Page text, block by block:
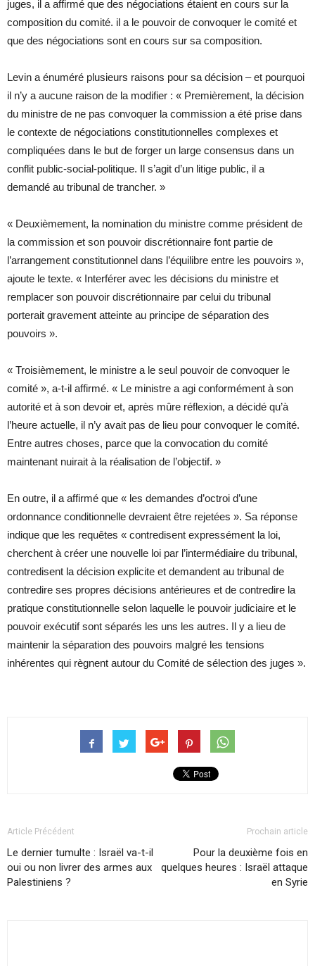
juges, il a affirmé que des négociations étaient en cours sur la
composition du comité. il a le pouvoir de convoquer le comité et
que des négociations sont en cours sur sa composition.
Levin a énuméré plusieurs raisons pour sa décision – et pourquoi
il n’y a aucune raison de la modifier : « Premièrement, la décision
du ministre de ne pas convoquer la commission a été prise dans
le contexte de négociations constitutionnelles complexes et
compliquées dans le but de forger un large consensus dans un
conflit public-social-politique. Il s’agit d’un litige public, il a
demandé au tribunal de trancher. »
« Deuxièmement, la nomination du ministre comme président de
la commission et son pouvoir discrétionnaire font partie de
l’arrangement constitutionnel dans l’équilibre entre les pouvoirs »,
ajoute le texte. « Interférer avec les décisions du ministre et
remplacer son pouvoir discrétionnaire par celui du tribunal
porterait gravement atteinte au principe de séparation des
pouvoirs ».
« Troisièmement, le ministre a le seul pouvoir de convoquer le
comité », a-t-il affirmé. « Le ministre a agi conformément à son
autorité et à son devoir et, après mûre réflexion, a décidé qu’à
l’heure actuelle, il n’y avait pas de lieu pour convoquer le comité.
Entre autres choses, parce que la convocation du comité
maintenant nuirait à la réalisation de l’objectif. »
En outre, il a affirmé que « les demandes d’octroi d’une
ordonnance conditionnelle devraient être rejetées ». Sa réponse
indique que les requêtes « contredisent expressément la loi,
cherchent à créer une nouvelle loi par l’intermédiaire du tribunal,
contredisent la décision explicite et demandent au tribunal de
contredire ses propres décisions antérieures et de contredire la
pratique constitutionnelle selon laquelle le pouvoir judiciaire et le
pouvoir exécutif sont séparés les uns les autres. Il y a lieu de
maintenir la séparation des pouvoirs malgré les tensions
inhérentes qui règnent autour du Comité de sélection des juges ».
Article Précédent
Le dernier tumulte : Israël va-t-il
oui ou non livrer des armes aux
Palestiniens ?
Prochain article
Pour la deuxième fois en
quelques heures : Israël attaque
en Syrie